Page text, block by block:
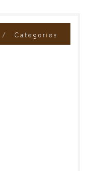
Categories